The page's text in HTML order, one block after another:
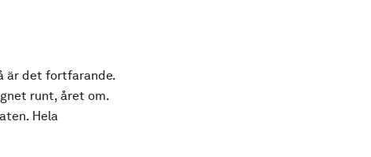
är det fortfarande.
runt, året om.
Hela